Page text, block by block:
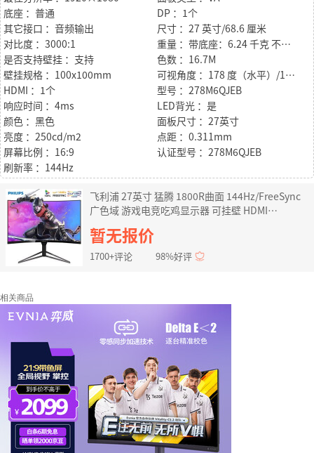
底座 ：普通
DP ：1个
其它接口 ：音频输出
尺寸 ：27 英寸/68.6 厘米
对比度 ：3000:1
重量 ：带底座：6.24 千克 不带底座：4.47 千克 带包装：9.48 千克
是否支持壁挂 ：支持
色数 ：16.7M
壁挂规格 ：100x100mm
可视角度 ：178 度（水平）/178 度（垂直），@ C/R >10
HDMI ：1个
型号 ：278M6QJEB
响应时间 ：4ms
LED背光 ：是
颜色 ：黑色
面板尺寸 ：27英寸
亮度 ：250cd/m2
点距 ：0.311mm
屏幕比例 ：16:9
认证型号 ：278M6QJEB
刷新率 ：144Hz
飞利浦 27英寸 猛腾 1800R曲面 144Hz/FreeSync
广色域 游戏电竞吃鸡显示器 可挂壁 HDMI
278M6QJEB
暂无报价
1700+评论 98%好评
相关商品